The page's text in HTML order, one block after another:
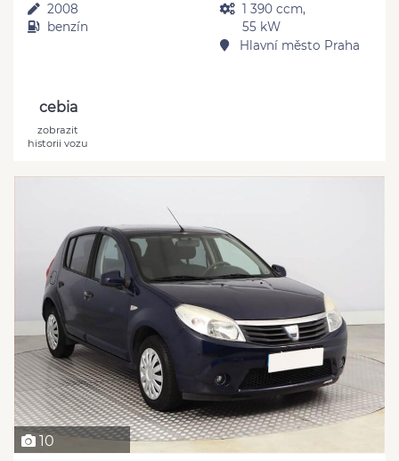
2008
benzín
1 390 ccm,
55 kW
Hlavní město Praha
cebia
zobrazit
historii vozu
10